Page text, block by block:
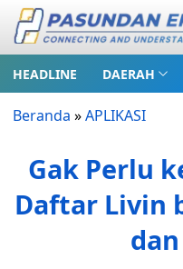
HEADLINE DAERAH
Beranda »APLIKASI
Gak Perlu
Daftar Livin